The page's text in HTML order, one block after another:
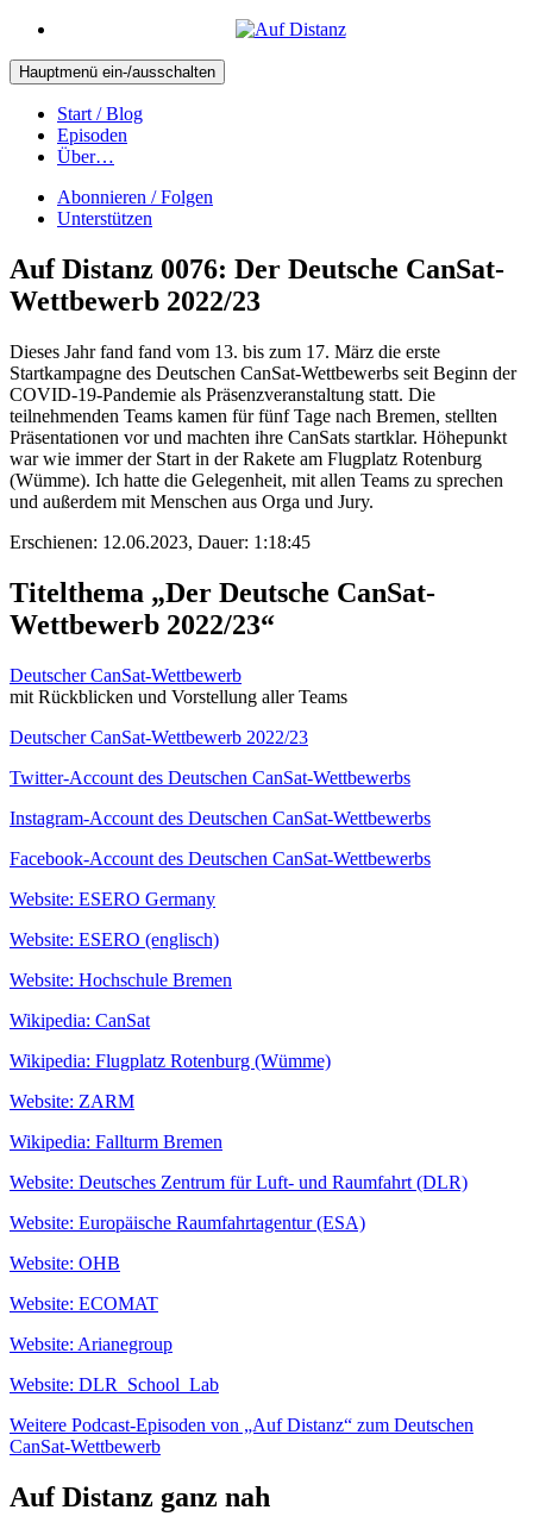
Hauptmenü ein-/ausschalten
Start / Blog
Episoden
Über…
Abonnieren / Folgen
Unterstützen
Auf Distanz 0076: Der Deutsche CanSat-
Wettbewerb 2022/23
Dieses Jahr fand fand vom 13. bis zum 17. März die erste
Startkampagne des Deutschen CanSat-Wettbewerbs seit Beginn der
COVID-19-Pandemie als Präsenzveranstaltung statt. Die
teilnehmenden Teams kamen für fünf Tage nach Bremen, stellten
Präsentationen vor und machten ihre CanSats startklar. Höhepunkt
war wie immer der Start in der Rakete am Flugplatz Rotenburg
(Wümme). Ich hatte die Gelegenheit, mit allen Teams zu sprechen
und außerdem mit Menschen aus Orga und Jury.
Erschienen: 12.06.2023, Dauer: 1:18:45
Titelthema „Der Deutsche CanSat-
Wettbewerb 2022/23“
Deutscher CanSat-Wettbewerb
mit Rückblicken und Vorstellung aller Teams
Deutscher CanSat-Wettbewerb 2022/23
Twitter-Account des Deutschen CanSat-Wettbewerbs
Instagram-Account des Deutschen CanSat-Wettbewerbs
Facebook-Account des Deutschen CanSat-Wettbewerbs
Website: ESERO Germany
Website: ESERO (englisch)
Website: Hochschule Bremen
Wikipedia: CanSat
Wikipedia: Flugplatz Rotenburg (Wümme)
Website: ZARM
Wikipedia: Fallturm Bremen
Website: Deutsches Zentrum für Luft- und Raumfahrt (DLR)
Website: Europäische Raumfahrtagentur (ESA)
Website: OHB
Website: ECOMAT
Website: Arianegroup
Website: DLR_School_Lab
Weitere Podcast-Episoden von „Auf Distanz“ zum Deutschen
CanSat-Wettbewerb
Auf Distanz ganz nah